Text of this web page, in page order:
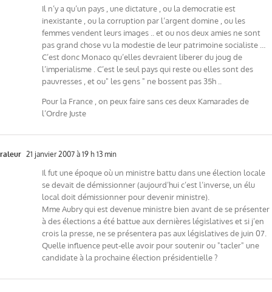
Il n’y a qu’un pays , une dictature , ou la democratie est
inexistante , ou la corruption par l’argent domine , ou les
femmes vendent leurs images .. et ou nos deux amies ne sont
pas grand chose vu la modestie de leur patrimoine socialiste …
C’est donc Monaco qu’elles devraient liberer du joug de
l’imperialisme . C’est le seul pays qui reste ou elles sont des
pauvresses , et ou" les gens " ne bossent pas 35h ..
Pour la France , on peux faire sans ces deux Kamarades de
l’Ordre Juste
raleur 21 janvier 2007 à 19 h 13 min
Il fut une époque où un ministre battu dans une élection locale
se devait de démissionner (aujourd’hui c’est l’inverse, un élu
local doit démissionner pour devenir ministre).
Mme Aubry qui est devenue ministre bien avant de se présenter
à des élections a été battue aux dernières législatives et si j’en
crois la presse, ne se présentera pas aux législatives de juin 07.
Quelle influence peut-elle avoir pour soutenir ou "tacler" une
candidate à la prochaine élection présidentielle ?